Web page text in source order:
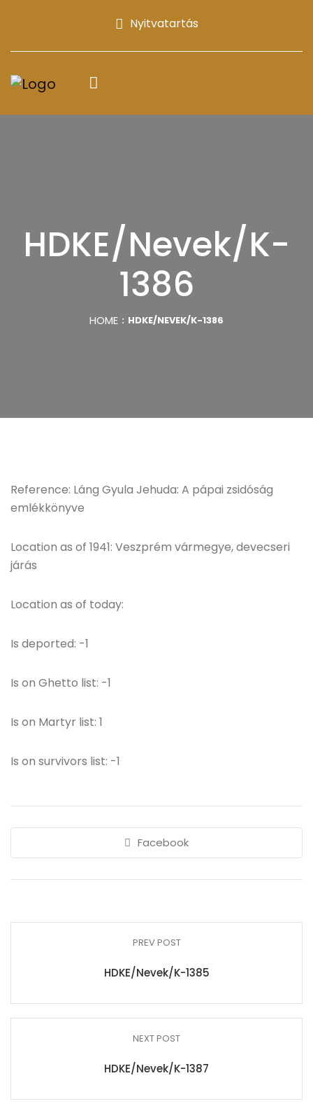
Nyitvatartás
HDKE/Nevek/K-
1386
HOME HDKE/NEVEK/K-1386
Reference: Láng Gyula Jehuda: A pápai zsidóság
emlékkönyve
Location as of 1941: Veszprém vármegye, devecseri
járás
Location as of today:
Is deported: -1
Is on Ghetto list: -1
Is on Martyr list: 1
Is on survivors list: -1
Facebook
PREV POST
HDKE/Nevek/K-1385
NEXT POST
HDKE/Nevek/K-1387